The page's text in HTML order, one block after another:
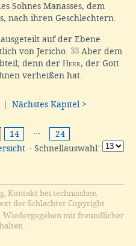
Sohnes Manasses, dem
nach ihren Geschlechtern.
auf der Ebene
von Jericho. 33 Aber dem
denn der Herr, der Gott
verheißen hat.
Nächstes Kapitel >
14 ···
24
· Schnellauswahl:
Kontakt bei technischen
der Schlachter Copyright
. Wiedergegeben mit freundlicher